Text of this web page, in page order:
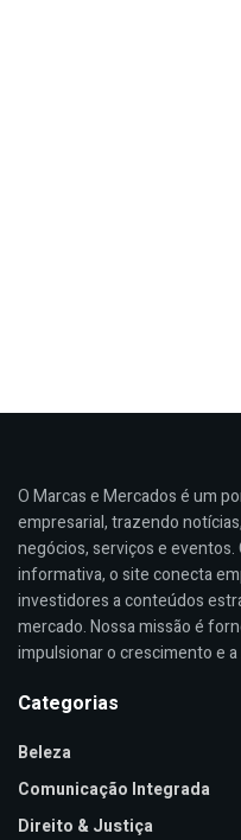
O Marcas e Mercados é um
empresarial, trazendo
negócios, serviços e eventos.
informativa, o site conecta
investidores a conteúdos
mercado. Nossa missão é
impulsionar o crescimento e
Categorias
Beleza
Comunicação Integrada
Direito & Justiça